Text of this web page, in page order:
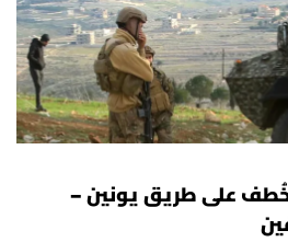
Digital solutions by
على طريق يونين –